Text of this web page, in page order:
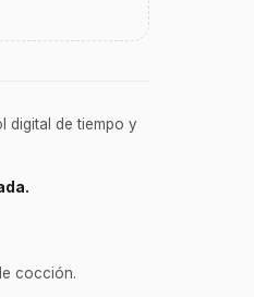
digital de tiempo y
cocción.